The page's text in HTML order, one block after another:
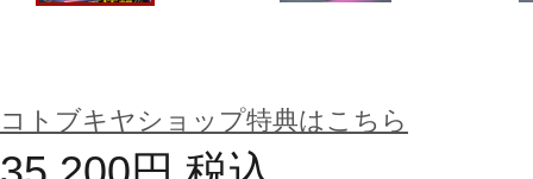
コトブキヤショップ特典はこちら